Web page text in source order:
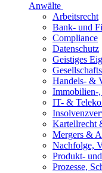
Anwälte
Arbeitsrecht
Bank- und
Compliance
Datenschutz
Geistiges
Handels- &
Immobilien-
IT- &
Kartellrecht
Mergers &
Nachfolge,
Produkt-
Prozesse,